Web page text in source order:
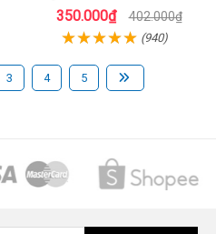
Giới
350.000₫ 402.000₫
(940)
3 4 5